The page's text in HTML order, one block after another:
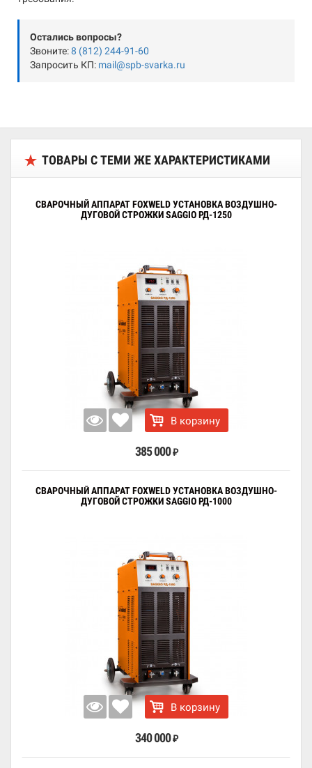
Остались вопросы?
Звоните:8 (812) 244-91-60
Запросить КП: mail@spb-svarka.ru
ТОВАРЫ С ТЕМИ ЖЕ ХАРАКТЕРИСТИКАМИ
СВАРОЧНЫЙ АППАРАТ FOXWELD УСТАНОВКА ВОЗДУШНО-
ДУГОВОЙ СТРОЖКИ SAGGIO РД-1250
В корзину
385 000 ₽
СВАРОЧНЫЙ АППАРАТ FOXWELD УСТАНОВКА ВОЗДУШНО-
ДУГОВОЙ СТРОЖКИ SAGGIO РД-1000
В корзину
340 000 ₽